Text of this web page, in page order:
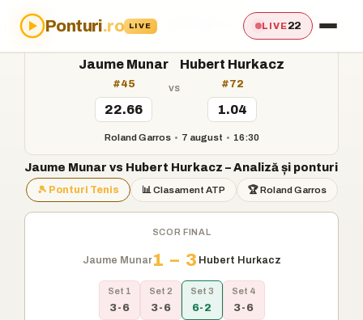
Ponturi.ro LIVE LIVE22
Acasă›Ponturi›Jaume Munar vs Hubert Hurkacz
Jaume Munar
#45
22.66
vs
Hubert Hurkacz
#72
1.04
Roland Garros • 7 august • 16:30
Jaume Munar vs Hubert Hurkacz – Analiză și ponturi
🎾 Ponturi Tenis 📊 Clasament ATP 🏆 Roland Garros
SCOR FINAL
Jaume Munar1 – 3 Hubert Hurkacz
Set 1
3-6
Set 2
3-6
Set 3
6-2
Set 4
3-6